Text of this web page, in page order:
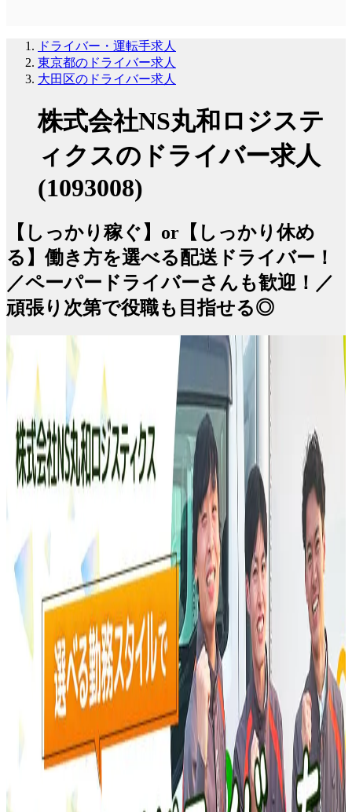
ドライバー・運転手求人
東京都のドライバー求人
大田区のドライバー求人
株式会社NS丸和ロジステ
ィクスのドライバー求人
(1093008)
【しっかり稼ぐ】or【しっかり休め
る】働き方を選べる配送ドライバー！
／ペーパードライバーさんも歓迎！／
頑張り次第で役職も目指せる◎